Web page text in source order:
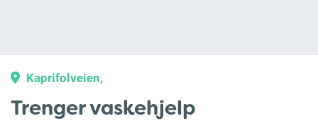
Kaprifolveien,
Trenger vaskehjelp